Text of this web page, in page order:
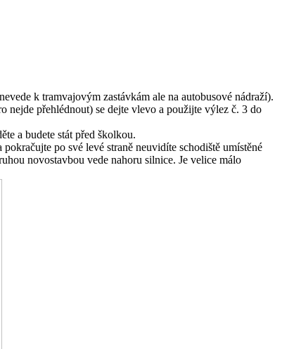
k tramvajovým zastávkám ale na autobusové nádraží).
nejde přehlédnout) se dejte vlevo a použijte výlez č. 3 do
a budete stát před školkou.
po své levé straně neuvidíte schodiště umístěné
novostavbou vede nahoru silnice. Je velice málo